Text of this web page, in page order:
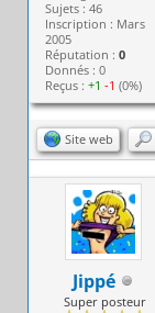
Sujets : 46
Inscription : Mars
2005
Réputation :0
Donnés : 0
Reçus :+1 -1 (0%)
Site web
Jippé
Super posteur